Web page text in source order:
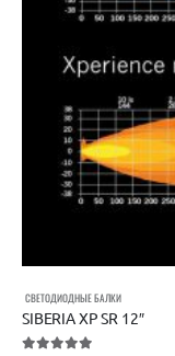
СВЕТОДИОДНЫЕ БАЛКИ
SIBERIA XP SR 12″